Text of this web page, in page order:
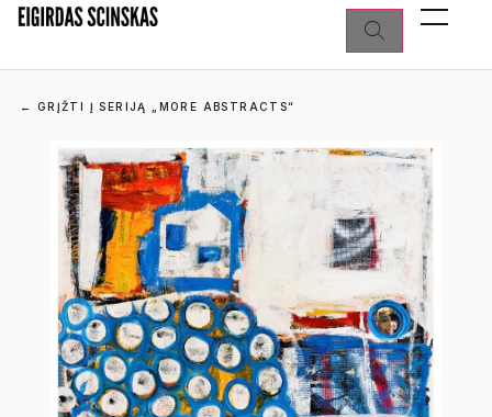
← GRĮŽTI Į SERIJĄ „MORE ABSTRACTS“